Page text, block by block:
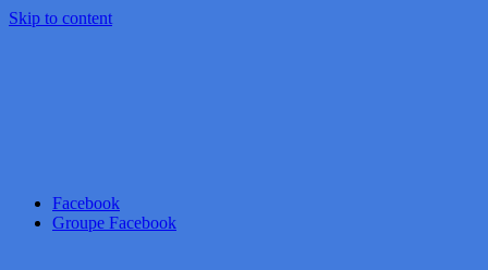
Skip to content
Facebook
Groupe Facebook